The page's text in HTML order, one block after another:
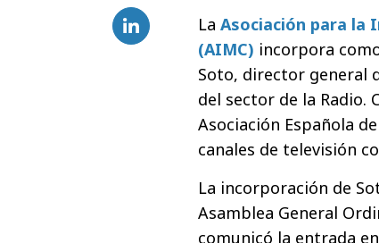
La Asociación para la
(AIMC) incorpora
Soto, director general
del sector de la Radio.
Asociación Española
canales de televisión
La incorporación de
Asamblea General
comunicó la entrada